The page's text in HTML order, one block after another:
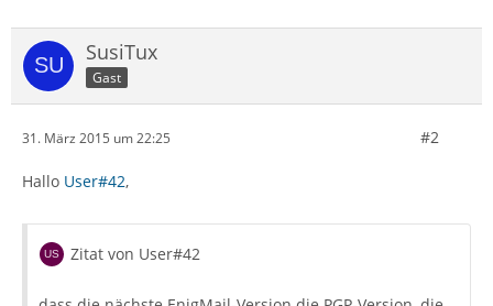
SusiTux
Gast
31. März 2015 um 22:25 #2
Hallo User#42,
Zitat von User#42